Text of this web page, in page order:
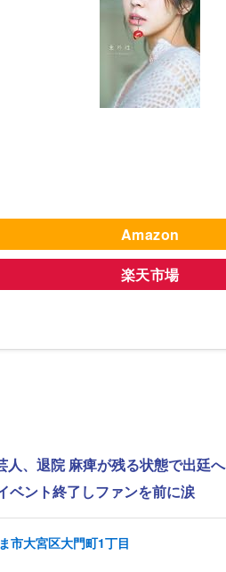
Amazon
楽天市場
人、退院 麻痺が残る状態で出廷へ
ベント終了しファンを前に涙
市大宮区大門町1丁目